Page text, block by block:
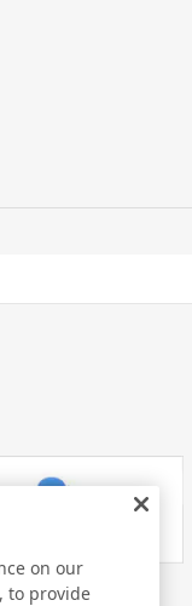
about Products
on our
to provide